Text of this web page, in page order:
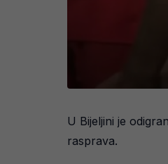
U Bijeljini je
rasprava.